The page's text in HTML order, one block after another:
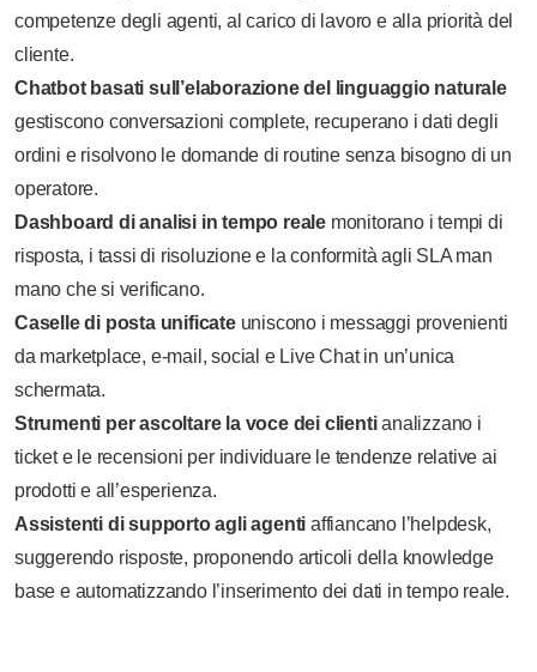
competenze degli agenti, al carico di lavoro e alla priorità del
cliente.
Chatbot basati sull’elaborazione del linguaggio naturale
gestiscono conversazioni complete, recuperano i dati degli
ordini e risolvono le domande di routine senza bisogno di un
operatore.
Dashboard di analisi in tempo reale monitorano i tempi di
risposta, i tassi di risoluzione e la conformità agli SLA man
mano che si verificano.
Caselle di posta unificateuniscono i messaggi provenienti
da marketplace, e-mail, social e Live Chat in un’unica
schermata.
Strumenti per ascoltare la voce dei clientianalizzano i
ticket e le recensioni per individuare le tendenze relative ai
prodotti e all’esperienza.
Assistenti di supporto agli agenti affiancano l’helpdesk,
suggerendo risposte, proponendo articoli della knowledge
base e automatizzando l’inserimento dei dati in tempo reale.